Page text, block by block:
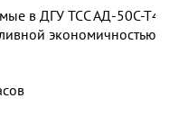
в ДГУ ТСС АД-50С-
экономичностью.